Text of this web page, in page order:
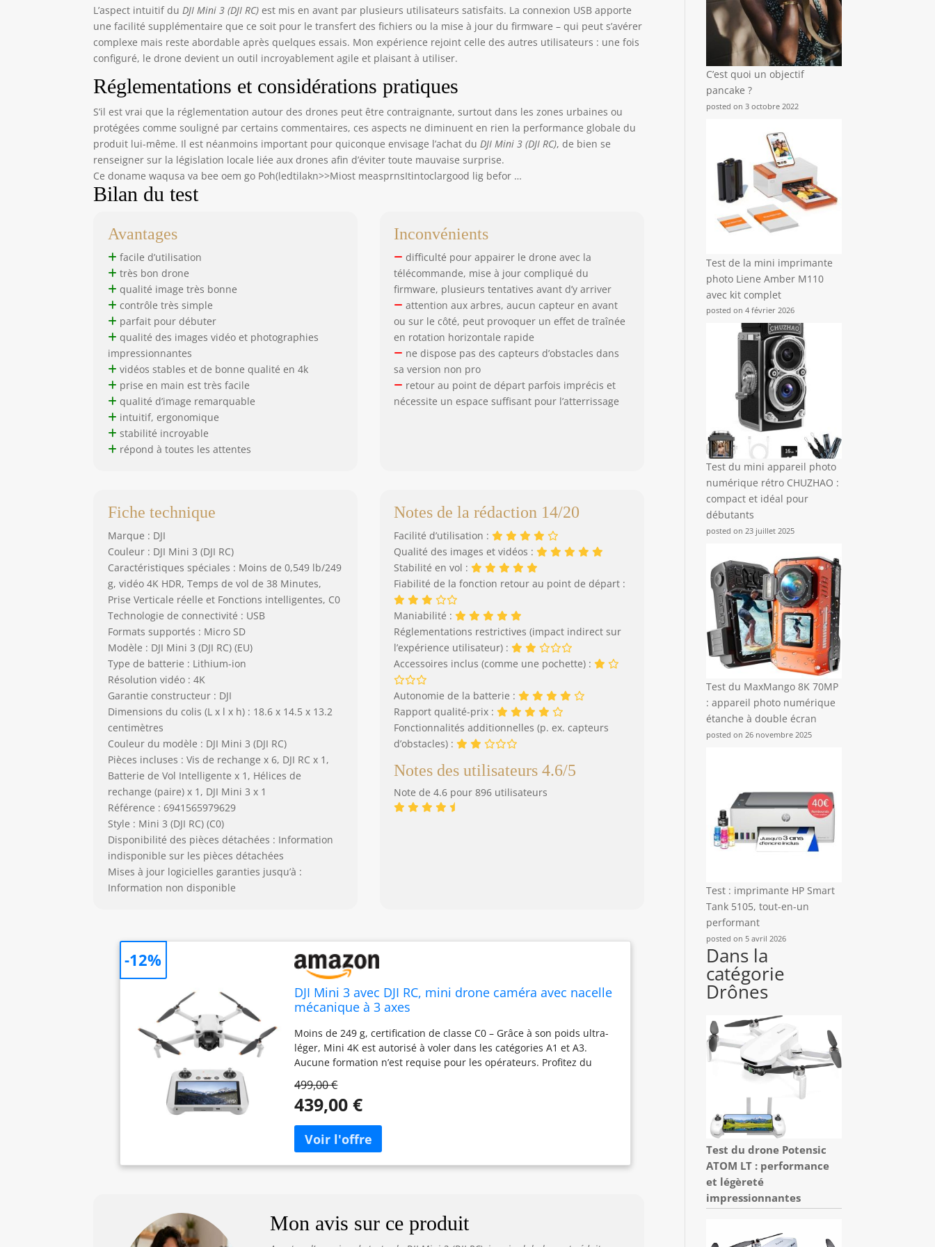
pour les débutants, le Retour au point de départ (RTH) par GPS, le
vol stationnaire précis, le décollage et l’atterrissage auto
garantissent une confiance en vol accrue. Des ressources
d’apprentissage supplémentaires intégrées à l’appli facilitent la
radiocommande nécessaire ; vous pouvez activer le téléchargement
vitesse de téléchargement peut atteindre 25 Mo/s, ce qui est simple
et rapide.
L’aspect intuitif du DJI Mini 3 (DJI RC) est mis en avant par plusieurs utilisateurs satisfaits. La connexion USB apporte
une facilité supplémentaire que ce soit pour le transfert des fichiers ou la mise à jour du firmware – qui peut s’avérer
complexe mais reste abordable après quelques essais. Mon expérience rejoint celle des autres utilisateurs : une fois
configuré, le drone devient un outil incroyablement agile et plaisant à utiliser.
Réglementations et considérations pratiques
S’il est vrai que la réglementation autour des drones peut être contraignante, surtout dans les zones urbaines ou
protégées comme souligné par certains commentaires, ces aspects ne diminuent en rien la performance globale du
produit lui-même. Il est néanmoins important pour quiconque envisage l’achat du DJI Mini 3 (DJI RC), de bien se
renseigner sur la législation locale liée aux drones afin d’éviter toute mauvaise surprise.
Ce doname waqusa va bee oem go Poh(ledtilakn>>Miost measprnsItintoclargood lig befor …
Bilan du test
Avantages
facile d’utilisation
très bon drone
qualité image très bonne
contrôle très simple
parfait pour débuter
qualité des images vidéo et photographies
impressionnantes
vidéos stables et de bonne qualité en 4k
prise en main est très facile
qualité d’image remarquable
intuitif, ergonomique
stabilité incroyable
répond à toutes les attentes
Inconvénients
difficulté pour appairer le drone avec la
télécommande, mise à jour compliqué du
firmware, plusieurs tentatives avant d’y arriver
attention aux arbres, aucun capteur en avant
ou sur le côté, peut provoquer un effet de traînée
en rotation horizontale rapide
ne dispose pas des capteurs d’obstacles dans
sa version non pro
retour au point de départ parfois imprécis et
nécessite un espace suffisant pour l’atterrissage
Fiche technique
Marque : DJI
Couleur : DJI Mini 3 (DJI RC)
Caractéristiques spéciales : Moins de 0,549 lb/249
g, vidéo 4K HDR, Temps de vol de 38 Minutes,
Prise Verticale réelle et Fonctions intelligentes, C0
Technologie de connectivité : USB
Formats supportés : Micro SD
Modèle : DJI Mini 3 (DJI RC) (EU)
Type de batterie : Lithium-ion
Résolution vidéo : 4K
Garantie constructeur : DJI
Dimensions du colis (L x l x h) : 18.6 x 14.5 x 13.2
centimètres
Couleur du modèle : DJI Mini 3 (DJI RC)
Pièces incluses : Vis de rechange x 6, DJI RC x 1,
Batterie de Vol Intelligente x 1, Hélices de
rechange (paire) x 1, DJI Mini 3 x 1
Référence : 6941565979629
Style : Mini 3 (DJI RC) (C0)
Disponibilité des pièces détachées : Information
indisponible sur les pièces détachées
Mises à jour logicielles garanties jusqu’à :
Information non disponible
Notes de la rédaction 14/20
Facilité d’utilisation :
Qualité des images et vidéos :
Stabilité en vol :
Fiabilité de la fonction retour au point de départ :
Maniabilité :
Réglementations restrictives (impact indirect sur
l’expérience utilisateur) :
Accessoires inclus (comme une pochette) :
Autonomie de la batterie :
Rapport qualité-prix :
Fonctionnalités additionnelles (p. ex. capteurs
d’obstacles) :
Notes des utilisateurs 4.6/5
Note de 4.6 pour 896 utilisateurs
DJI Mini 3 avec DJI RC, mini drone caméra avec nacelle
mécanique à 3 axes
Moins de 249 g, certification de classe C0 – Grâce à son poids ultra-
léger, Mini 4K est autorisé à voler dans les catégories A1 et A3.
Aucune formation n’est requise pour les opérateurs. Profitez du
en 4K UHD – Filmez en vidéo 4K HDR pour des prises aériennes
cristallines. Grâce à la fusion ISO double natif, Mini 3 permet de
jour comme de nuit[3]. Des vidéos verticales saisissantes prêtes au
partage : Avec Prise verticale réelle, vous pouvez facilement capturer
des monuments hauts comme les gratte-ciels et les chutes d’eau. Et
pouvez emporter Mini 3 à chaque étape de votre voyage ou effectuer
de longs vols sans vous soucier de la batterie[2]. Résistance au vent
499,00 €
439,00 €
-12%
Mon avis sur ce produit
C’est quoi un objectif
pancake ?
posted on 3 octobre 2022
Test de la mini imprimante
photo Liene Amber M110
avec kit complet
posted on 4 février 2026
Test du mini appareil photo
numérique rétro CHUZHAO :
compact et idéal pour
débutants
posted on 23 juillet 2025
Test du MaxMango 8K 70MP
: appareil photo numérique
étanche à double écran
posted on 26 novembre 2025
Test : imprimante HP Smart
Tank 5105, tout-en-un
performant
posted on 5 avril 2026
Dans la
catégorie
Drônes
Test du drone Potensic
ATOM LT : performance
et légèreté
impressionnantes